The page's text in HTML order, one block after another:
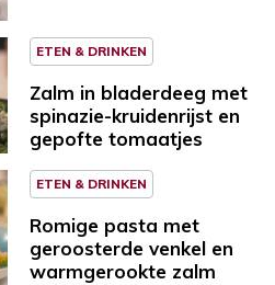
ETEN & DRINKEN
Zalm in bladerdeeg met
spinazie-kruidenrijst en
gepofte tomaatjes
ETEN & DRINKEN
Romige pasta met
geroosterde venkel en
warmgerookte zalm